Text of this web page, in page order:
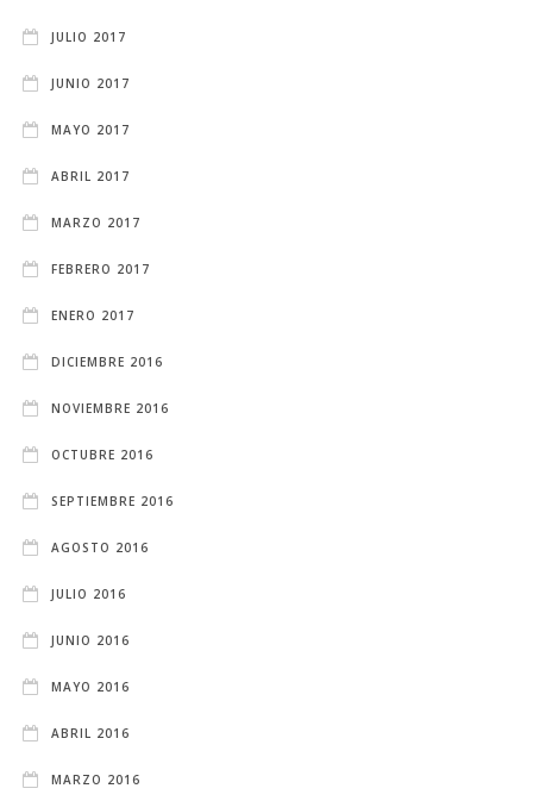
JULIO 2017
JUNIO 2017
MAYO 2017
ABRIL 2017
MARZO 2017
FEBRERO 2017
ENERO 2017
DICIEMBRE 2016
NOVIEMBRE 2016
OCTUBRE 2016
SEPTIEMBRE 2016
AGOSTO 2016
JULIO 2016
JUNIO 2016
MAYO 2016
ABRIL 2016
MARZO 2016